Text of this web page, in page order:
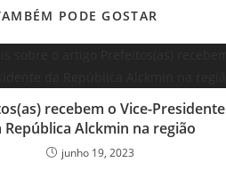
PODE GOSTAR
recebem o Vice-Presidente
República Alckmin na região
junho 19, 2023